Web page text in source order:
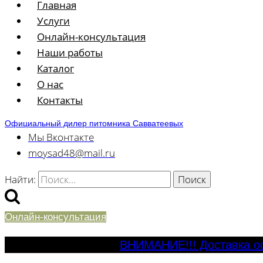
Главная
Услуги
Онлайн-консультация
Наши работы
Каталог
О нас
Контакты
Официальный дилер питомника Савватеевых
Мы Вконтакте
moysad48@mail.ru
Найти:
Онлайн-консультация
ВНИМАНИЕ!!! Доставка